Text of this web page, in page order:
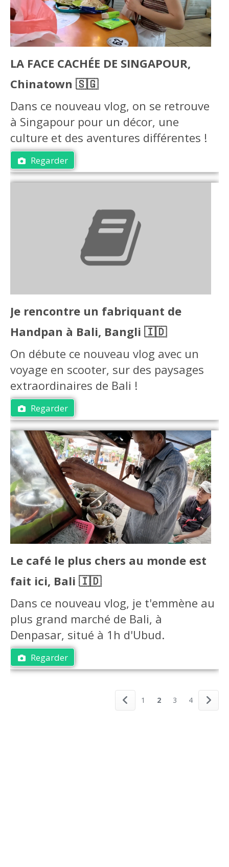
LA FACE CACHÉE DE SINGAPOUR,
Chinatown 🇸🇬
Dans ce nouveau vlog, on se retrouve
à Singapour pour un décor, une
culture et des aventures différentes !
Regarder
Je rencontre un fabriquant de
Handpan à Bali, Bangli 🇮🇩
On débute ce nouveau vlog avec un
voyage en scooter, sur des paysages
extraordinaires de Bali !
Regarder
Le café le plus chers au monde est
fait ici, Bali 🇮🇩
Dans ce nouveau vlog, je t'emmène au
plus grand marché de Bali, à
Denpasar, situé à 1h d'Ubud.
Regarder
1 2 3 4